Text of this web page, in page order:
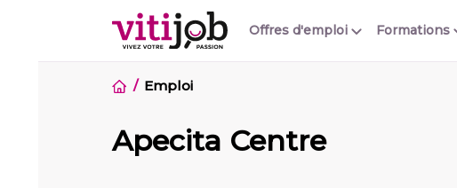
Offres d'emploi Formations
Emploi
Apecita Centre